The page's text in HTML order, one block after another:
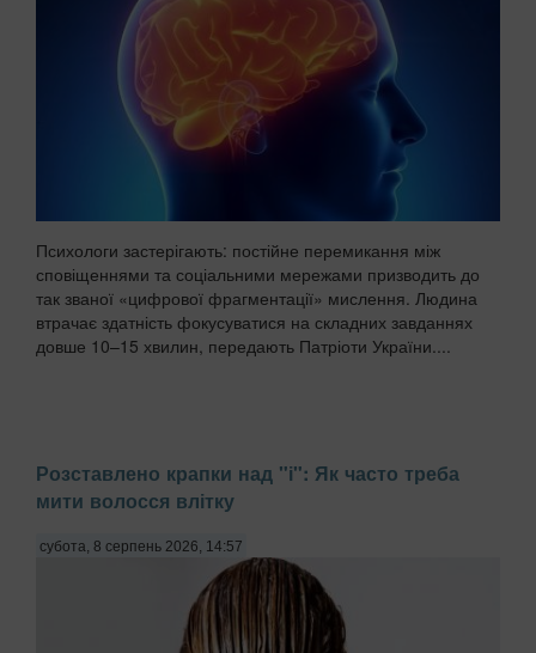
Психологи застерігають: постійне перемикання між
сповіщеннями та соціальними мережами призводить до
так званої «цифрової фрагментації» мислення. Людина
втрачає здатність фокусуватися на складних завданнях
довше 10–15 хвилин, передають Патріоти України....
Розставлено крапки над "і": Як часто треба
мити волосся влітку
субота, 8 серпень 2026, 14:57